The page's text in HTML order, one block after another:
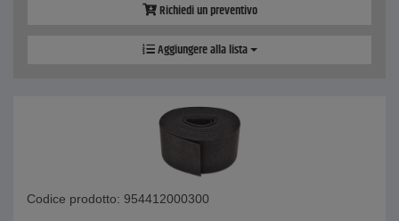
Richiedi un preventivo
Aggiungere alla lista
Codice prodotto: 954412000300